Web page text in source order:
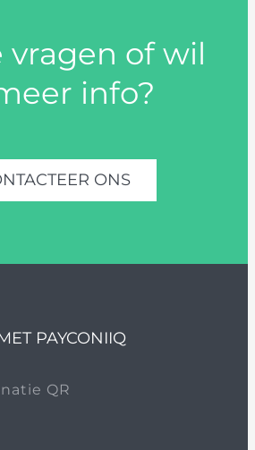
vragen of wil
info?
ONS
PAYCONIIQ